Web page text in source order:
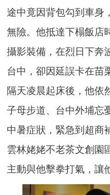
途中竟因背包勾到車身
無險。他抵達下榻飯店
攝影裝備，在烈日下奔
台中，卻因延誤卡在苗
隔天凌晨起床後，他依
子母步道、台中外埔忘
中暑症狀，緊急到超商
雲林姥姥不老茶文創園
主動與他擊拳打氣，讓